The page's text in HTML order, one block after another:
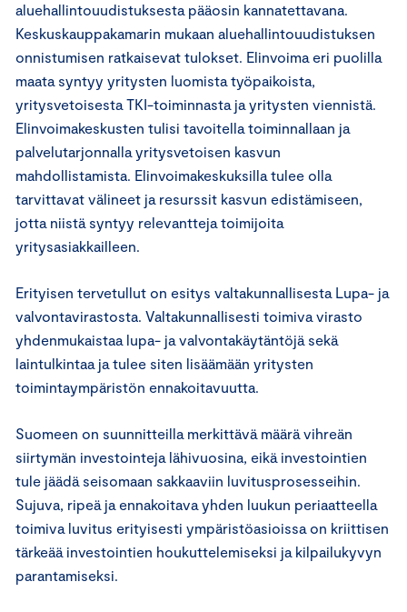
aluehallintouudistuksesta pääosin kannatettavana.
Keskuskauppakamarin mukaan aluehallintouudistuksen
onnistumisen ratkaisevat tulokset. Elinvoima eri puolilla
maata syntyy yritysten luomista työpaikoista,
yritysvetoisesta TKI-toiminnasta ja yritysten viennistä.
Elinvoimakeskusten tulisi tavoitella toiminnallaan ja
palvelutarjonnalla yritysvetoisen kasvun
mahdollistamista. Elinvoimakeskuksilla tulee olla
tarvittavat välineet ja resurssit kasvun edistämiseen,
jotta niistä syntyy relevantteja toimijoita
yritysasiakkailleen.
Erityisen tervetullut on esitys valtakunnallisesta Lupa- ja
valvontavirastosta. Valtakunnallisesti toimiva virasto
yhdenmukaistaa lupa- ja valvontakäytäntöjä sekä
laintulkintaa ja tulee siten lisäämään yritysten
toimintaympäristön ennakoitavuutta.
Suomeen on suunnitteilla merkittävä määrä vihreän
siirtymän investointeja lähivuosina, eikä investointien
tule jäädä seisomaan sakkaaviin luvitusprosesseihin.
Sujuva, ripeä ja ennakoitava yhden luukun periaatteella
toimiva luvitus erityisesti ympäristöasioissa on kriittisen
tärkeää investointien houkuttelemiseksi ja kilpailukyvyn
parantamiseksi.